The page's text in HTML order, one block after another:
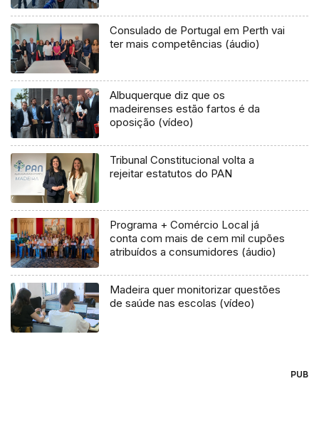
Consulado de Portugal em Perth vai
ter mais competências (áudio)
Albuquerque diz que os
madeirenses estão fartos é da
oposição (vídeo)
Tribunal Constitucional volta a
rejeitar estatutos do PAN
Programa + Comércio Local já
conta com mais de cem mil cupões
atribuídos a consumidores (áudio)
Madeira quer monitorizar questões
de saúde nas escolas (vídeo)
PUB